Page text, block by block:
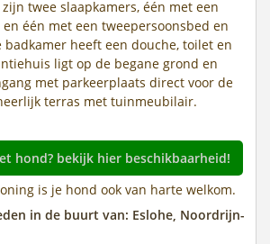
twee slaapkamers, één met een
één met een tweepersoonsbed en
badkamer heeft een douche, toilet en
ligt op de begane grond en
met parkeerplaats direct voor de
terras met tuinmeubilair.
hond? bekijk hier beschikbaarheid!
is je hond ook van harte welkom.
in de buurt van: Eslohe, Noordrijn-